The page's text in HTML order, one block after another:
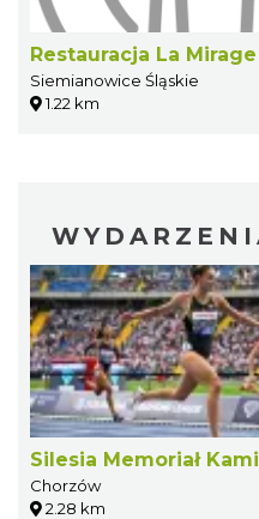
Restauracja La Mirage
Siemianowice Śląskie
1.22 km
Silesia Memoriał
Chorzów
2.28 km